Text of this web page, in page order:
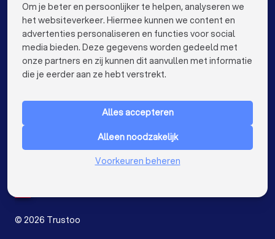
Kozijnen specialisten in Rotterdam
Kozijnen specialisten in Den Haag
Kozijnen specialisten in Utrecht
Kozijnen specialisten in Tilburg
Kozijnen specialisten in Groningen
Kozijnen specialisten in Almere
VOOR PARTICULIEREN keyboard_arrow_down
Nederland
© 2026 Trustoo
Om je beter en persoonlijker te helpen, analyseren we
het websiteverkeer. Hiermee kunnen we content en
advertenties personaliseren en functies voor social
media bieden. Deze gegevens worden gedeeld met
onze partners en zij kunnen dit aanvullen met informatie
die je eerder aan ze hebt verstrekt.
Alles accepteren
Alleen noodzakelijk
Voorkeuren beheren